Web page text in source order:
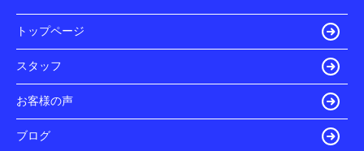
トップページ
スタッフ
お客様の声
ブログ